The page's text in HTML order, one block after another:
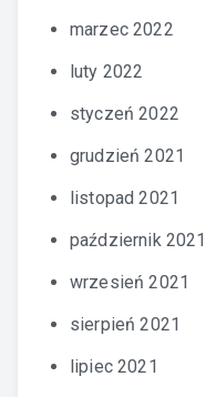
marzec 2022
luty 2022
styczeń 2022
grudzień 2021
listopad 2021
październik 2021
wrzesień 2021
sierpień 2021
lipiec 2021